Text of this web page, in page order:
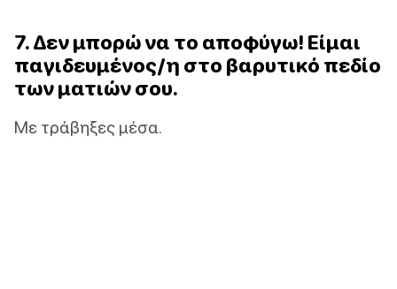
7. Δεν μπορώ να το αποφύγω! Είμαι
παγιδευμένος/η στο βαρυτικό πεδίο
των ματιών σου.
Με τράβηξες μέσα.